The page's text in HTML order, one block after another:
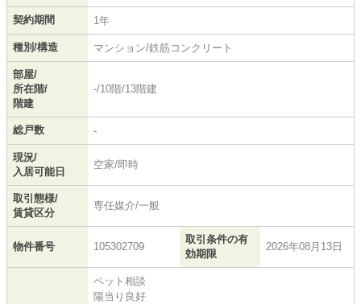
契約期間 1年
種別/構造 マンション/鉄筋コンクリート
部屋/
所在階/
階建
-/10階/13階建
総戸数 -
現況/
入居可能日
空家/即時
取引態様/
賃貸区分
専任媒介/一般
物件番号 105302709
取引条件の有
効期限
2026年08月13日
ペット相談
陽当り良好